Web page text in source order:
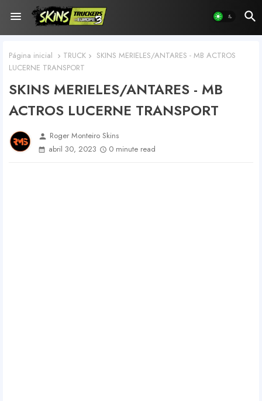
Página inicial TRUCK
SKINS MERIELES/ANTARES - MB ACTROS
LUCERNE TRANSPORT
SKINS MERIELES/ANTARES - MB
ACTROS LUCERNE TRANSPORT
person Roger Monteiro Skins
abril 30, 2023
0 minute read